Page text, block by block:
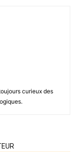
curieux des